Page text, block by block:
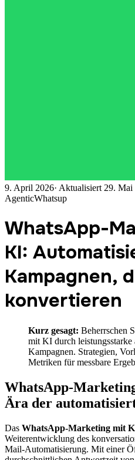
9. April 2026· Aktualisiert 29. Mai
AgenticWhatsup
WhatsApp-
KI:
Kampagnen,
konvertieren
Kurz gesagt: Beherrschen
mit KI durch leistungsstarke
Kampagnen. Strategien,
Metriken für messbare
WhatsApp-
Ära der
Das WhatsApp-Marketing mit
Weiterentwicklung des
Mail-Automatisierung. Mit einer